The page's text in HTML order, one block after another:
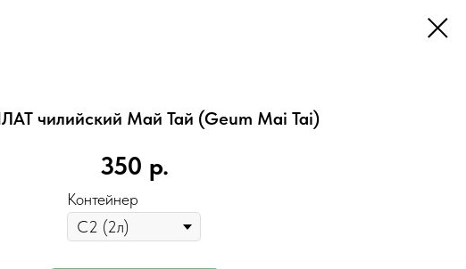
чилийский Май Тай (Geum Mai Tai)
350 р.
Контейнер